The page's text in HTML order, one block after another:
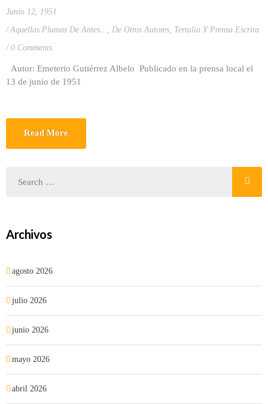
Junio 12, 1951
Aquellas Plumas De Antes... , De Otros Autores, Tertulia Y Prensa Escrita
0 Comments
Autor: Emeterio Gutiérrez Albelo Publicado en la prensa local el
13 de junio de 1951
Read More
Archivos
agosto 2026
julio 2026
junio 2026
mayo 2026
abril 2026